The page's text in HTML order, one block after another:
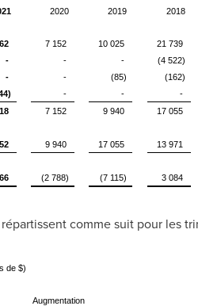
2020
2019
2018
7 152 10 025
21 739
- - -
(4 522)
- - (85)
(162)
- -
-
7 152 9 940 17 055
9 940 17 055 13 971
(2 788) (7 115) 3 084
comme suit pour les
de $)
Augmentation